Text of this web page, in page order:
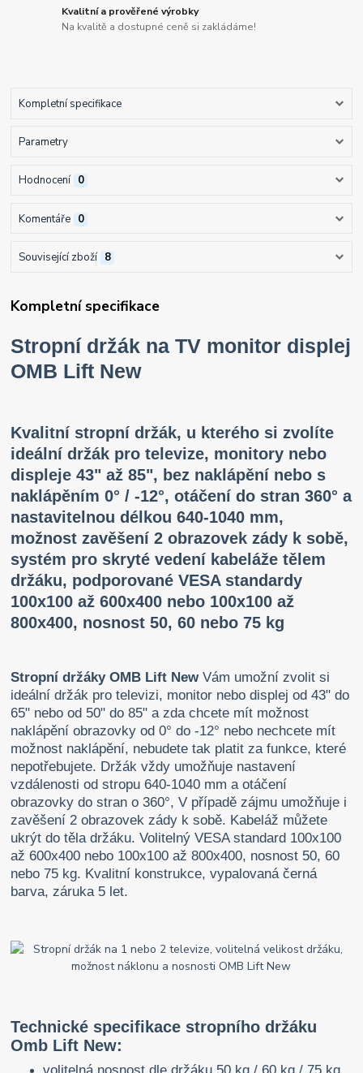
Kvalitní a prověřené výrobky
Na kvalitě a dostupné ceně si zakládáme!
Kompletní specifikace
Parametry
Hodnocení 0
Komentáře 0
Související zboží 8
Kompletní specifikace
Stropní držák na TV monitor displej
OMB Lift New
Kvalitní stropní držák, u kterého si zvolíte
ideální držák pro televize, monitory nebo
displeje 43" až 85", bez naklápění nebo s
naklápěním 0° / -12°, otáčení do stran 360° a
nastavitelnou délkou 640-1040 mm,
možnost zavěšení 2 obrazovek zády k sobě,
systém pro skryté vedení kabeláže tělem
držáku, podporované VESA standardy
100x100 až 600x400 nebo 100x100 až
800x400, nosnost 50, 60 nebo 75 kg
Stropní držáky OMB Lift New Vám umožní zvolit si
ideální držák pro televizi, monitor nebo displej od 43" do
65" nebo od 50" do 85" a zda chcete mít možnost
naklápění obrazovky od 0° do -12° nebo nechcete mít
možnost naklápění, nebudete tak platit za funkce, které
nepotřebujete. Držák vždy umožňuje nastavení
vzdálenosti od stropu 640-1040 mm a otáčení
obrazovky do stran o 360°, V případě zájmu umožňuje i
zavěšení 2 obrazovek zády k sobě. Kabeláž můžete
ukrýt do těla držáku. Volitelný VESA standard 100x100
až 600x400 nebo 100x100 až 800x400, nosnost 50, 60
nebo 75 kg. Kvalitní konstrukce, vypalovaná černá
barva, záruka 5 let.
Technické specifikace stropního držáku
Omb Lift New: